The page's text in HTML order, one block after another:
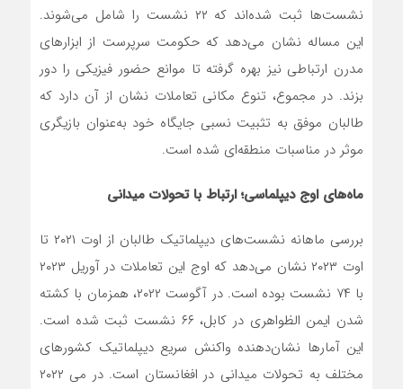
نشست‌ها ثبت شده‌اند که ۲۲ نشست را شامل می‌شوند.
این مساله نشان می‌دهد که حکومت سرپرست از ابزارهای
مدرن ارتباطی نیز بهره گرفته تا موانع حضور فیزیکی را دور
بزند. در مجموع، تنوع مکانی تعاملات نشان از آن دارد که
طالبان موفق به تثبیت نسبی جایگاه خود به‌عنوان بازیگری
موثر در مناسبات منطقه‌ای شده است.
ماه‌های اوج دیپلماسی؛ ارتباط با تحولات میدانی
بررسی ماهانه نشست‌های دیپلماتیک طالبان از اوت ۲۰۲۱ تا
اوت ۲۰۲۳ نشان می‌دهد که اوج این تعاملات در آوریل ۲۰۲۳
با ۷۴ نشست بوده است. در آگوست ۲۰۲۲، همزمان با کشته
شدن ایمن الظواهری در کابل، ۶۶ نشست ثبت شده است.
این آمارها نشان‌دهنده واکنش سریع دیپلماتیک کشورهای
مختلف به تحولات میدانی در افغانستان است. در می ۲۰۲۲